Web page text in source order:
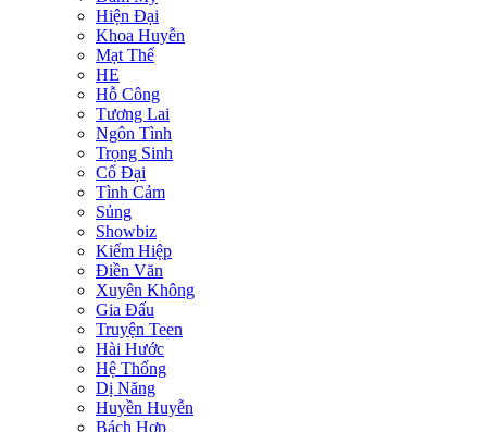
Hiện Đại
Khoa Huyễn
Mạt Thế
HE
Hỗ Công
Tương Lai
Ngôn Tình
Trọng Sinh
Cổ Đại
Tình Cảm
Sủng
Showbiz
Kiếm Hiệp
Điền Văn
Xuyên Không
Gia Đấu
Truyện Teen
Hài Hước
Hệ Thống
Dị Năng
Huyền Huyễn
Bách Hợp